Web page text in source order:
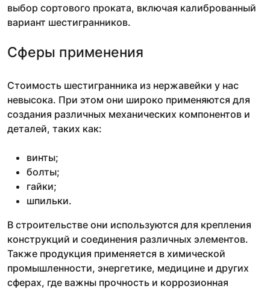
выбор сортового проката, включая калиброванный
вариант шестигранников.
Сферы применения
Стоимость шестигранника из нержавейки у нас
невысока. При этом они широко применяются для
создания различных механических компонентов и
деталей, таких как:
винты;
болты;
гайки;
шпильки.
В строительстве они используются для крепления
конструкций и соединения различных элементов.
Также продукция применяется в химической
промышленности, энергетике, медицине и других
сферах, где важны прочность и коррозионная